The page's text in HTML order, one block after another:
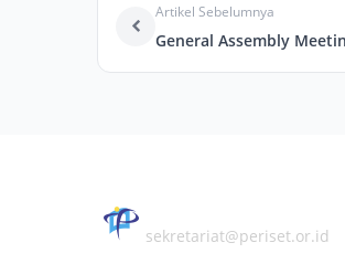
Artikel Sebelumnya
sekretariat@periset.or.id